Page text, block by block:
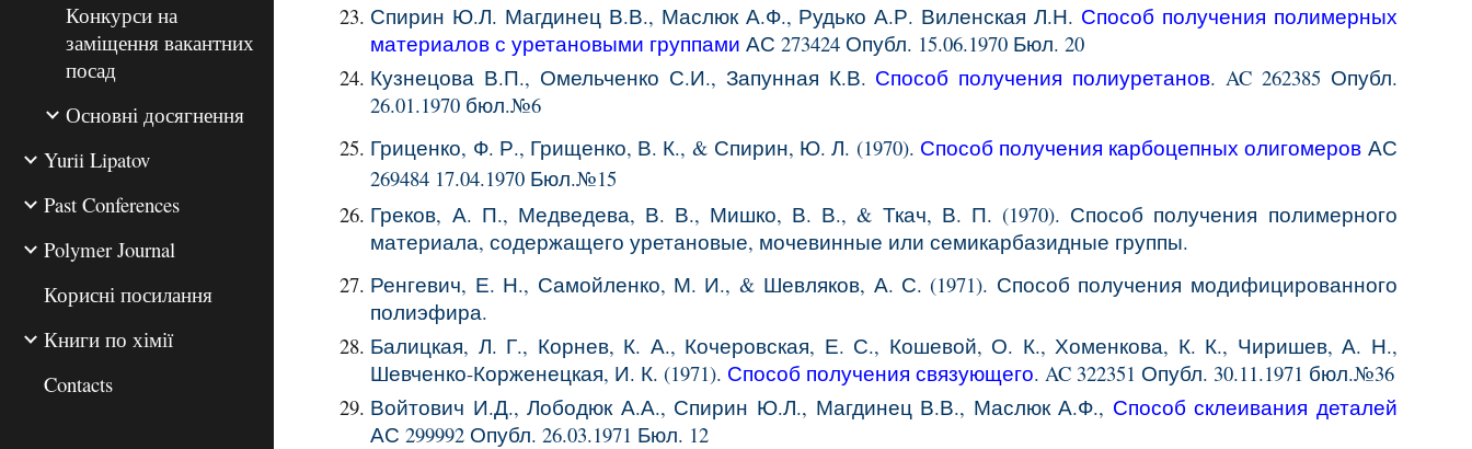
Конкурси на
заміщення вакантних
посад
Основні досягнення
Yurii Lipatov
Past Conferences
Polymer Journal
Корисні посилання
Книги по хімії
Contacts
Спирин Ю.Л. Магдинец В.В., Маслюк А.Ф., Рудько А.Р. Виленская Л.Н. Способ получения полимерных
материалов с уретановыми группами АС 273424 Опубл. 15.06.1970 Бюл. 20
Кузнецова В.П., Омельченко С.И., Запунная К.В. Способ получения полиуретанов. AC 262385 Опубл.
26.01.1970 бюл.№6
Гриценко, Ф. Р., Грищенко, В. К., & Спирин, Ю. Л. (1970). Способ получения карбоцепных олигомеров АС
269484 17.04.1970 Бюл.№15
Греков, А. П., Медведева, В. В., Мишко, В. В., & Ткач, В. П. (1970). Способ получения полимерного
материала, содержащего уретановые, мочевинные или семикарбазидные группы.
Ренгевич, Е. Н., Самойленко, М. И., & Шевляков, А. С. (1971). Способ получения модифицированного
полиэфира.
Балицкая, Л. Г., Корнев, К. А., Кочеровская, Е. С., Кошевой, О. К., Хоменкова, К. К., Чиришев, А. Н.,
Шевченко-Корженецкая, И. К. (1971). Способ получения связующего. AC 322351 Опубл. 30.11.1971 бюл.№36
Войтович И.Д., Лободюк А.А., Спирин Ю.Л., Магдинец В.В., Маслюк А.Ф., Способ склеивания деталей
АС 299992 Опубл. 26.03.1971 Бюл. 12